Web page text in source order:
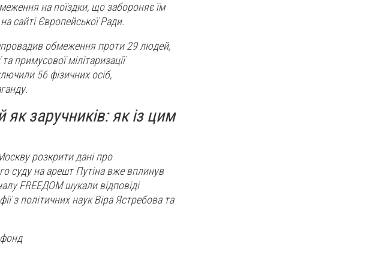
на поїздки, що забороняє їм
сайті Європейської Ради.
обмеження проти 29 людей,
примусової мілітаризації
56 фізичних осіб,
як заручників: як із цим
розкрити дані про
суду на арешт Путіна вже вплинув
FREEДОМ шукали відповіді
з політичних наук Віра Ястребова та